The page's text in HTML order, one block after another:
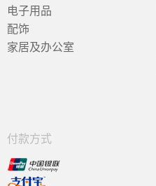
电子用品
配饰
家居及办公室
付款方式